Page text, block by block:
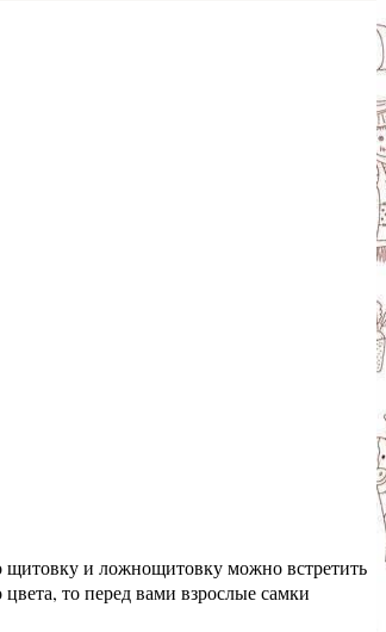
и ложнощитовку можно встретить
то перед вами взрослые самки